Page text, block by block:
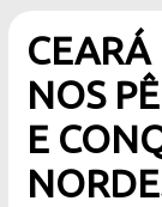
CEARÁ
NOS
E